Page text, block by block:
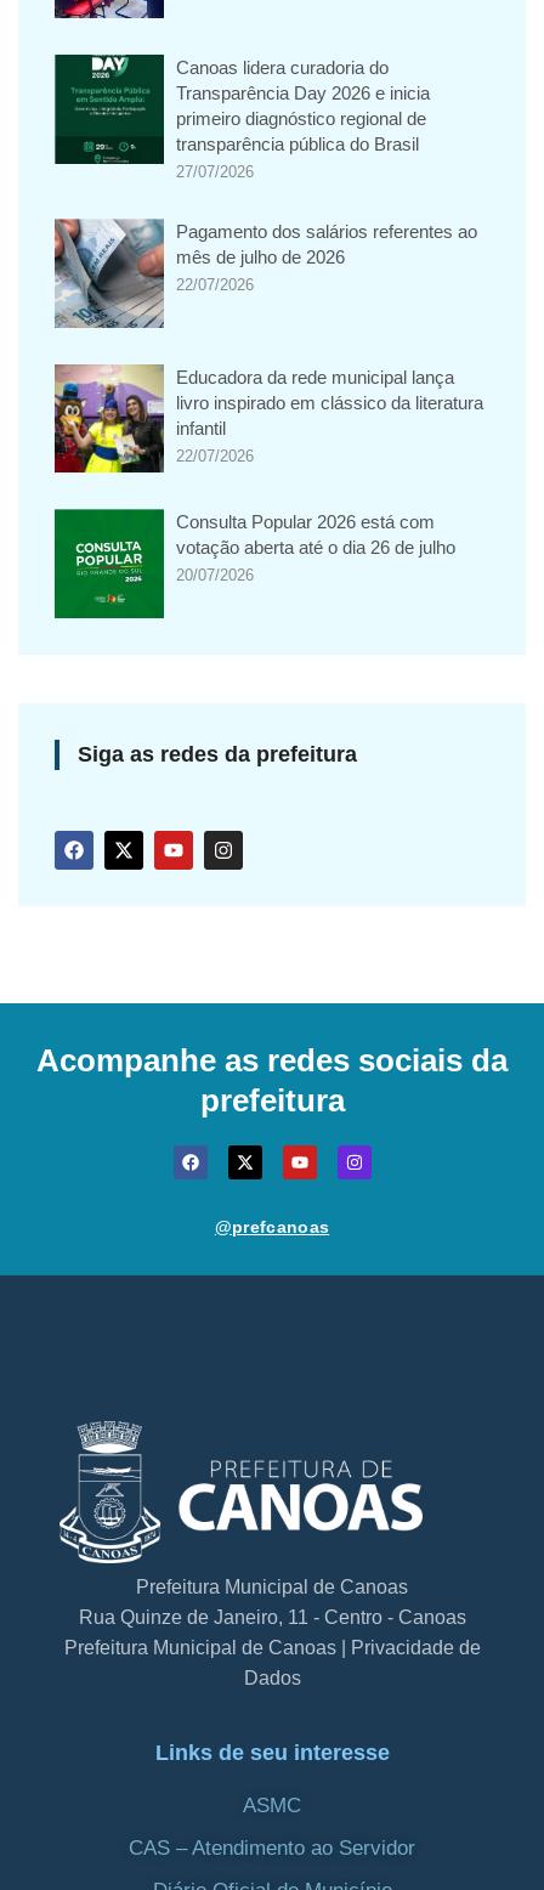
Canoas lidera curadoria do
Transparência Day 2026 e inicia
primeiro diagnóstico regional de
transparência pública do Brasil
27/07/2026
Pagamento dos salários referentes ao
mês de julho de 2026
22/07/2026
Educadora da rede municipal lança
livro inspirado em clássico da literatura
infantil
22/07/2026
Consulta Popular 2026 está com
votação aberta até o dia 26 de julho
20/07/2026
Siga as redes da prefeitura
Acompanhe as redes sociais da
prefeitura
@prefcanoas
Prefeitura Municipal de Canoas
Rua Quinze de Janeiro, 11 - Centro - Canoas
Prefeitura Municipal de Canoas | Privacidade de
Dados
Links de seu interesse
ASMC
CAS – Atendimento ao Servidor